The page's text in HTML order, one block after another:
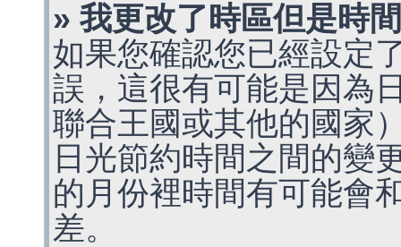
» 我更改了時區但是時
如果您確認您已經設定
誤，這很有可能是因為
聯合王國或其他的國家
日光節約時間之間的變
的月份裡時間有可能會
差。